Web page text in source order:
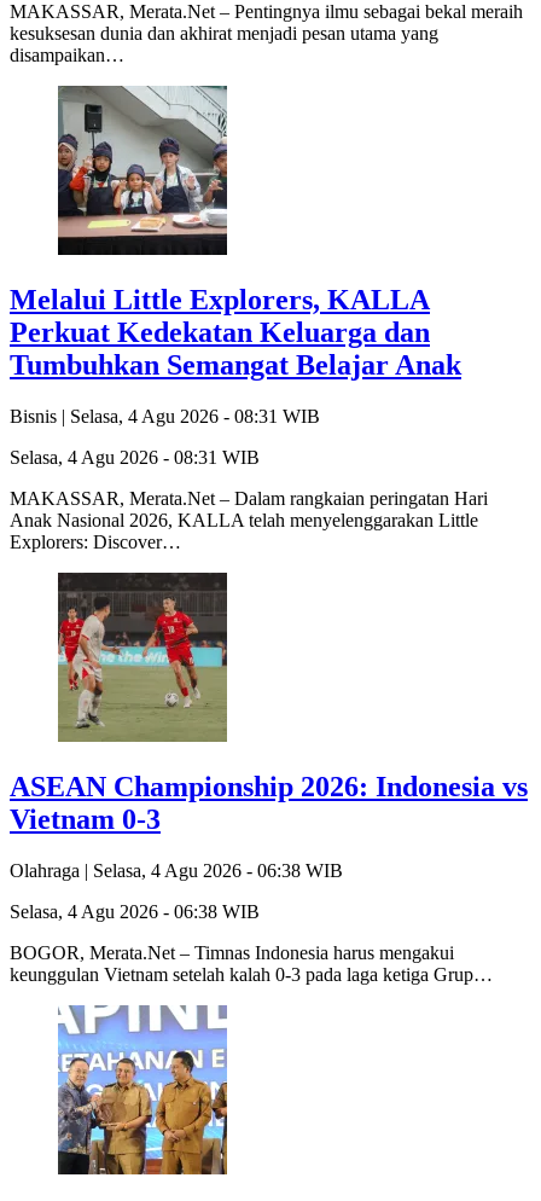
MAKASSAR, Merata.Net – Pentingnya ilmu sebagai bekal meraih
kesuksesan dunia dan akhirat menjadi pesan utama yang
disampaikan…
Melalui Little Explorers, KALLA
Perkuat Kedekatan Keluarga dan
Tumbuhkan Semangat Belajar Anak
Bisnis | Selasa, 4 Agu 2026 - 08:31 WIB
Selasa, 4 Agu 2026 - 08:31 WIB
MAKASSAR, Merata.Net – Dalam rangkaian peringatan Hari
Anak Nasional 2026, KALLA telah menyelenggarakan Little
Explorers: Discover…
ASEAN Championship 2026: Indonesia vs
Vietnam 0-3
Olahraga | Selasa, 4 Agu 2026 - 06:38 WIB
Selasa, 4 Agu 2026 - 06:38 WIB
BOGOR, Merata.Net – Timnas Indonesia harus mengakui
keunggulan Vietnam setelah kalah 0-3 pada laga ketiga Grup…